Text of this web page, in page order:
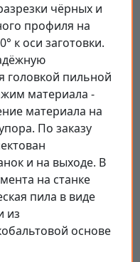
чёрных и
профиля на
к оси заготовки.
головкой пильной
материала -
материала на
По заказу
и на выходе. В
на станке
пила в виде
из
основе